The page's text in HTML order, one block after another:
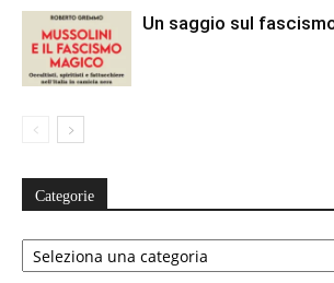
Un saggio sul
Categorie
Categorie